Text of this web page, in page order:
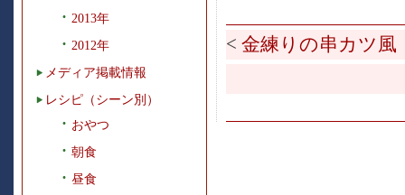
2013年
2012年
メディア掲載情報
レシピ（シーン別）
おやつ
朝食
昼食
< 金練りの串カツ風